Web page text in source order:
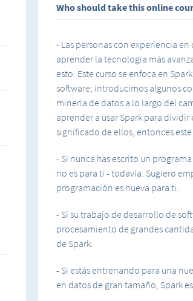
Who should take this online
- Las personas con experiencia
aprender la tecnología más
esto. Este curso se enfoca en
software; introducimos algunos
minería de datos a lo largo del
aprender a usar Spark para
significado de ellos, entonces este
- Si nunca has escrito un
no es para ti - todavía. Sugiero
programación es nueva para ti.
- Si su trabajo de desarrollo de
procesamiento de grandes
de Spark.
- Si estás entrenando para una
en datos de gran tamaño, Spark